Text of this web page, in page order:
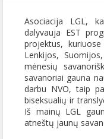
Asociacija LGL,
dalyvauja EST
projektus,
Lenkijos,
mėnesių
savanoriai gauna
darbu NVO, taip
biseksualių ir
Iš mainų LGL
atneštų jaunų